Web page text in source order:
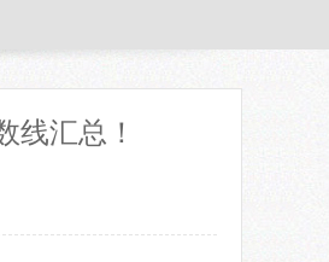
线汇总！